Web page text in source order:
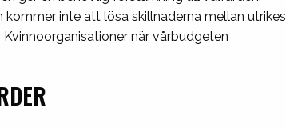
inte att lösa skillnaderna mellan utrikes
när vårbudgeten